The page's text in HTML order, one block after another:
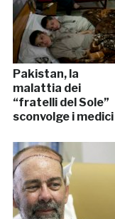
Pakistan, la
malattia dei
“fratelli del Sole”
sconvolge i medici